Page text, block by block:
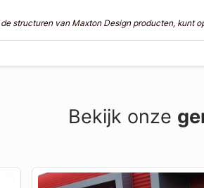
structuren van Maxton Design producten, kunt
Bekijk onze